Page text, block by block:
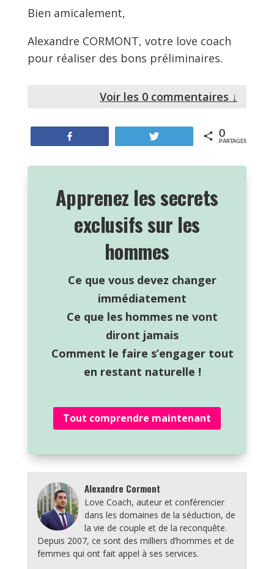
Bien amicalement,
Alexandre CORMONT, votre love coach
pour réaliser des bons préliminaires.
Voir les 0 commentaires ↓
0
PARTAGES
Apprenez les secrets
exclusifs sur les
hommes
Ce que vous devez changer
immédiatement
Ce que les hommes ne vont
diront jamais
Comment le faire s’engager tout
en restant naturelle !
Tout comprendre maintenant
Alexandre Cormont
Love Coach, auteur et conférencier
dans les domaines de la séduction, de
la vie de couple et de la reconquête.
Depuis 2007, ce sont des milliers d’hommes et de
femmes qui ont fait appel à ses services.